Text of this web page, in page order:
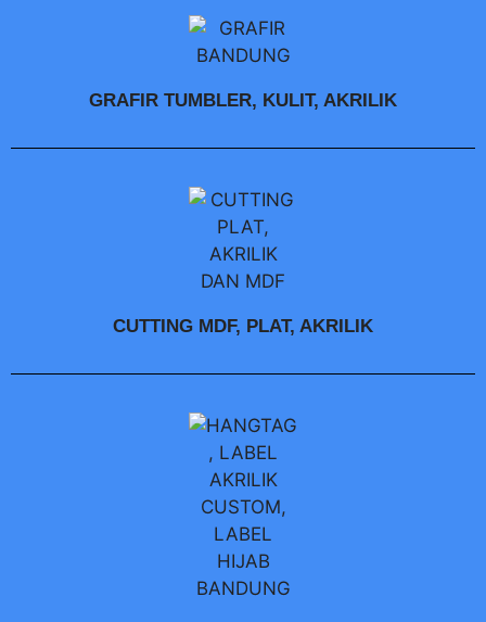
GRAFIR TUMBLER, KULIT, AKRILIK
CUTTING MDF, PLAT, AKRILIK